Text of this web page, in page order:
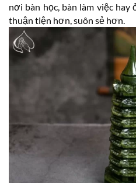
nơi bàn học, bàn làm việc
thuận tiện hơn, suôn sẻ hơn.